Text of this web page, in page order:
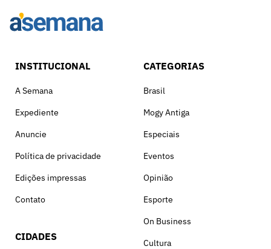
INSTITUCIONAL
A Semana
Expediente
Anuncie
Política de privacidade
Edições impressas
Contato
CIDADES
CATEGORIAS
Brasil
Mogy Antiga
Especiais
Eventos
Opinião
Esporte
On Business
Cultura